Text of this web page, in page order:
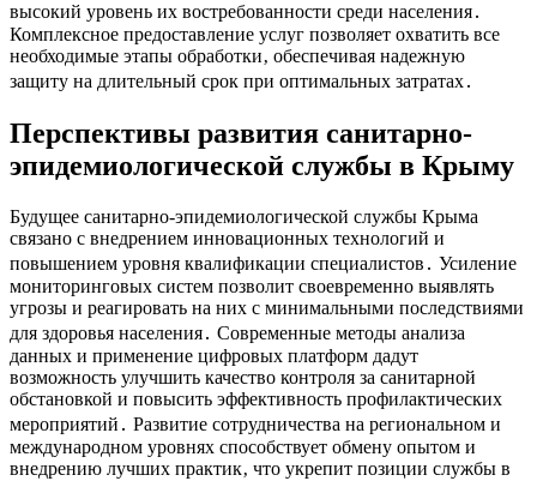
высокий уровень их востребованности среди населения․
Комплексное предоставление услуг позволяет охватить все
необходимые этапы обработки‚ обеспечивая надежную
защиту на длительный срок при оптимальных затратах․
Перспективы развития санитарно-
эпидемиологической службы в Крыму
Будущее санитарно-эпидемиологической службы Крыма
связано с внедрением инновационных технологий и
повышением уровня квалификации специалистов․ Усиление
мониторинговых систем позволит своевременно выявлять
угрозы и реагировать на них с минимальными последствиями
для здоровья населения․ Современные методы анализа
данных и применение цифровых платформ дадут
возможность улучшить качество контроля за санитарной
обстановкой и повысить эффективность профилактических
мероприятий․ Развитие сотрудничества на региональном и
международном уровнях способствует обмену опытом и
внедрению лучших практик‚ что укрепит позиции службы в